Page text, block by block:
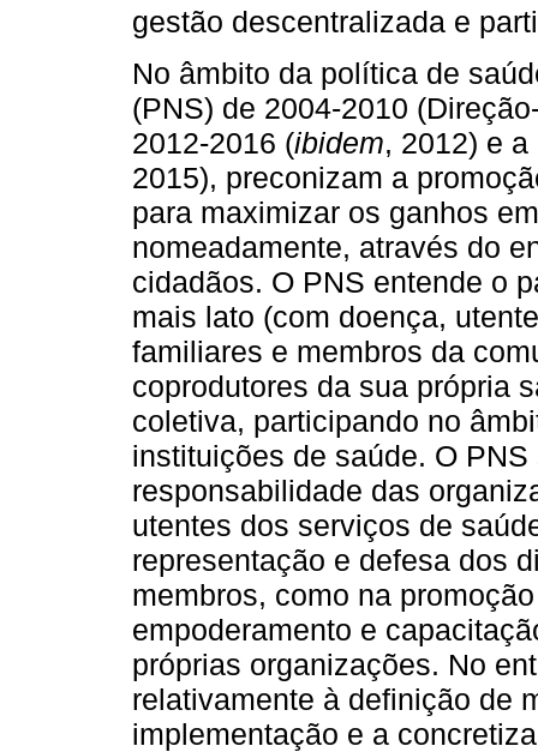
gestão descentralizada e
No âmbito da política de
(PNS) de 2004-2010
2012-2016 (ibidem, 2012) e
2015), preconizam a
para maximizar os ganhos
nomeadamente, através do
cidadãos. O PNS entende o
mais lato (com doença,
familiares e membros da
coprodutores da sua própria
coletiva, participando no
instituições de saúde. O
responsabilidade das
utentes dos serviços de
representação e defesa dos
membros, como na
empoderamento e
próprias organizações. No
relativamente à definição de
implementação e a